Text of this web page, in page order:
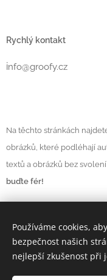
Rychlý kontakt
info@groofy.cz
Na těchto stránkách
obrázků, které podléhají
textů a obrázků bez
buďte fér!
Vytvořeno
Používáme cookies,
bezpečnost našich
nejlepší zkušenost při